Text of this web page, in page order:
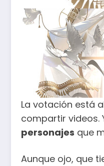
La votación está
compartir videos.
personajes que
Aunque ojo, que